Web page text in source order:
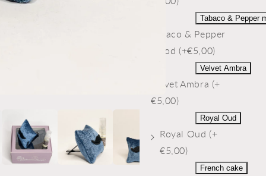
Tabaco & Pepper
Tabaco & Pepper
mood (+€5,00)
Velvet Ambra
Velvet Ambra (+
€5,00)
Royal Oud
Royal Oud (+
€5,00)
French cake